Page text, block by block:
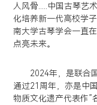
人风骨.....中国古琴艺
化培养新一代高校学
南大学古琴学会一直
点亮未来。
2024年，是联合
通过21周年，亦是中
物质文化遗产代表作”